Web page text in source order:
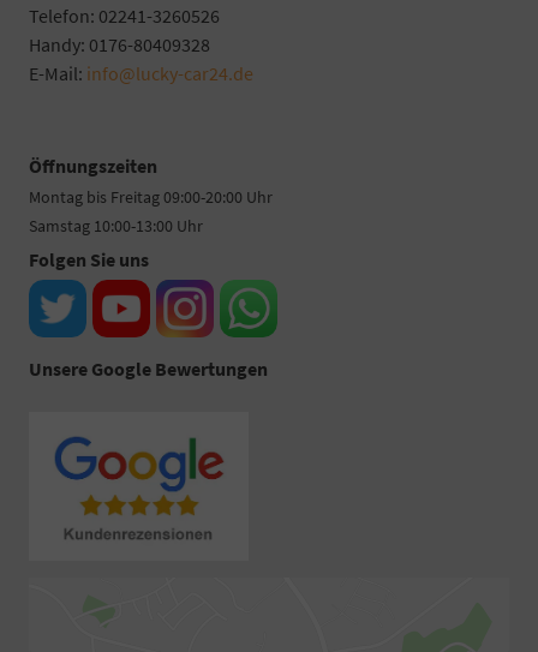
Telefon: 02241-3260526
Handy: 0176-80409328
E-Mail: info@lucky-car24.de
Öffnungszeiten
Montag bis Freitag 09:00-20:00 Uhr
Samstag 10:00-13:00 Uhr
Folgen Sie uns
Unsere Google Bewertungen